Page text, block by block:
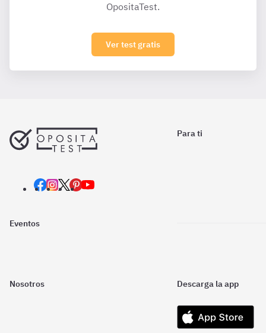
OpositaTest.
Ver test gratis
Para ti
Eventos
Nosotros Descarga la app